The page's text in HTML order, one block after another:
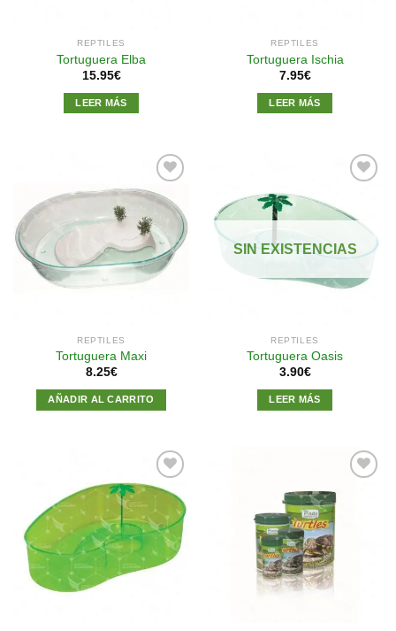
REPTILES
Tortuguera Elba
15.95€
LEER MÁS
REPTILES
Tortuguera Ischia
7.95€
LEER MÁS
Añadir
a la
lista de
deseos
REPTILES
Tortuguera Maxi
8.25€
AÑADIR AL CARRITO
Añadir
lista de
SIN EXISTENCIAS
REPTILES
Tortuguera Oasis
3.90€
LEER MÁS
Añadir
a la
lista de
deseos